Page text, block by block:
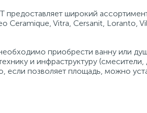
широкий
Ceramique, Vitra, Cersanit, Loranto,
приобрести ванну или
и инфраструктуру
если позволяет площадь, можно